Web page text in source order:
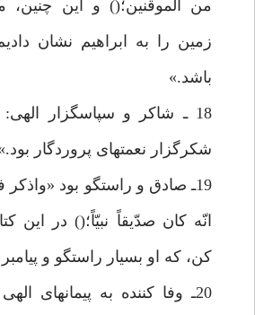
من الموقنين؛() و اين چنين،
زمين را به ابراهيم نشان
باشد.»
18 ـ شاكر و سپاسگزار الهى:
شكرگزار نعمتهاى پروردگار
19ـ صادق و راستگو بود «واذكر
انّه كان صدّيقاً نبيّاً؛() در اين
كن، كه او بسيار راستگو و
20ـ وفا كننده به پيمانهاى